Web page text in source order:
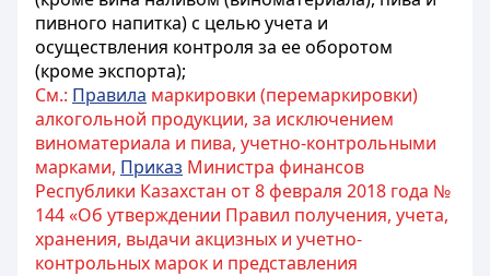
пивного напитка) с целью учета и
осуществления контроля за ее оборотом
(кроме экспорта);
См.: Правила маркировки (перемаркировки)
алкогольной продукции, за исключением
виноматериала и пива, учетно-контрольными
марками, Приказ Министра финансов
Республики Казахстан от 8 февраля 2018 года №
144 «Об утверждении Правил получения, учета,
хранения, выдачи акцизных и учетно-
контрольных марок и представления